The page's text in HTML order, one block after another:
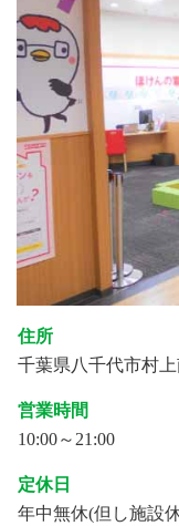
住所
千葉県八千代市村
営業時間
10:00～21:00
定休日
年中無休(但し施設